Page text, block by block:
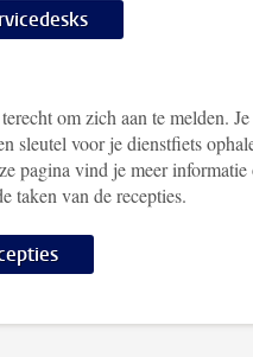
om zich aan te melden.
sleutel voor je dienstfiets
pagina vind je meer informatie
taken van de recepties.